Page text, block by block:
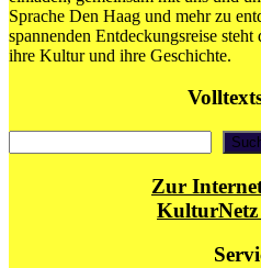
Sprache Den Haag und mehr zu
spannenden Entdeckungsreise
ihre Kultur und ihre Geschichte.
Zur
KulturNetz